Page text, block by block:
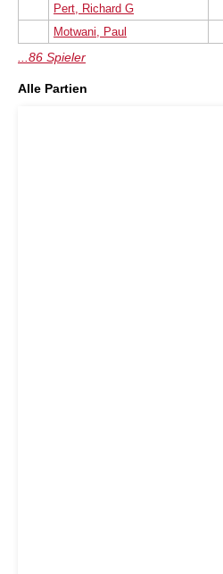
Pert, Richard G
Motwani, Paul
...86 Spieler
Alle Partien